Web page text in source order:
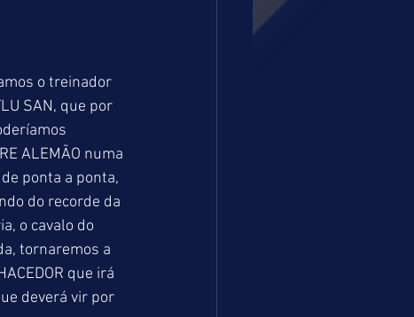
o treinador
SAN, que por
ALEMÃO numa
ponta a ponta,
do recorde da
o cavalo do
tornaremos a
que irá
deverá vir por